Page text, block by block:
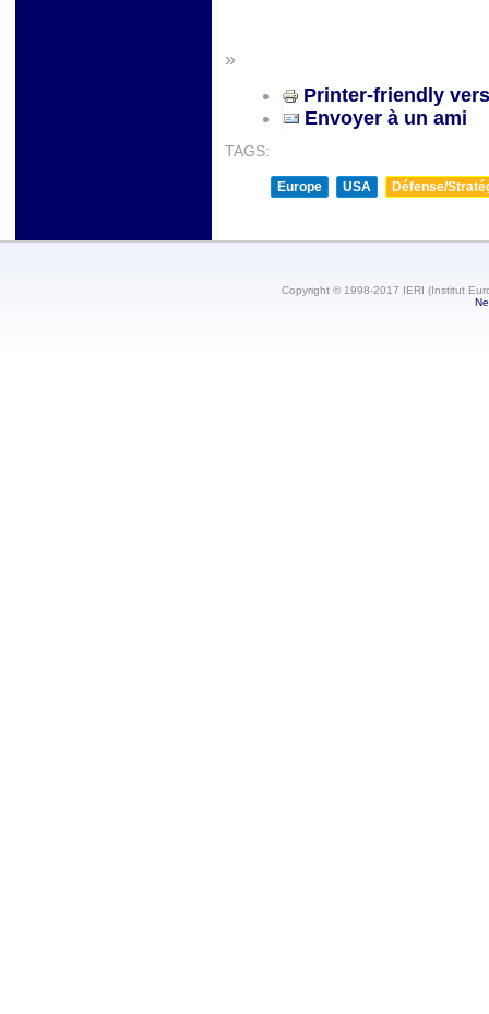
»
Printer-friendly
Envoyer à un ami
TAGS:
Europe USA Défense/
Copyright © 1998-2017 IERI (Institut